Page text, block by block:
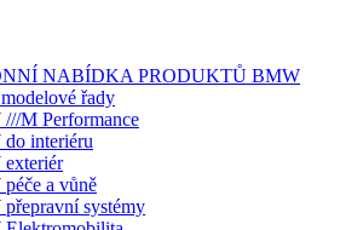
NABÍDKA PRODUKTŮ BMW
řady
M Performance
interiéru
a vůně
systémy